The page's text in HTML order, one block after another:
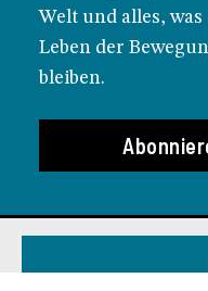
Welt und alles,
Leben der
bleiben.